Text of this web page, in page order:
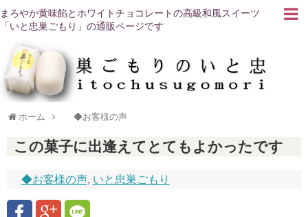
まろやか黄味餡とホワイトチョコレートの高級和風スイーツ
「いと忠巣ごもり」の通販ページです
ホーム ◆お客様の声
この菓子に出逢えてとてもよかったです
◆お客様の声, いと忠巣ごもり